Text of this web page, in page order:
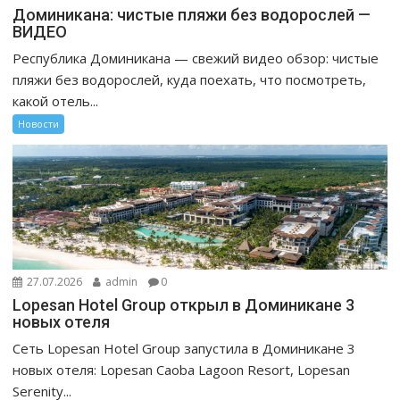
Доминикана: чистые пляжи без водорослей —
ВИДЕО
Республика Доминикана — свежий видео обзор: чистые
пляжи без водорослей, куда поехать, что посмотреть,
какой отель...
Новости
27.07.2026 admin 0
Lopesan Hotel Group открыл в Доминикане 3
новых отеля
Сеть Lopesan Hotel Group запустила в Доминикане 3
новых отеля: Lopesan Caoba Lagoon Resort, Lopesan
Serenity...